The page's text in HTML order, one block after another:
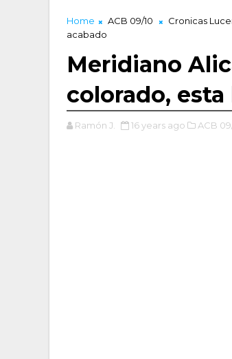
Home ACB 09/10 Cronicas
acabado
Meridiano
colorado,
Ramón J. 16 years ago ACB